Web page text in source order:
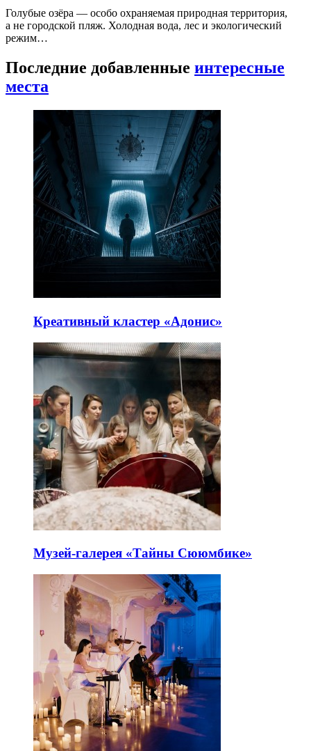
Голубые озёра — особо охраняемая природная территория,
а не городской пляж. Холодная вода, лес и экологический
режим…
Последние добавленные интересные
места
Креативный кластер «Адонис»
Музей-галерея «Тайны Сююмбике»